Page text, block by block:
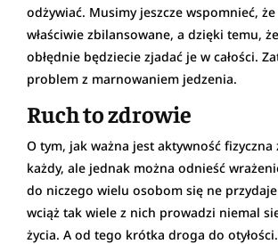
odżywiać. Musimy jeszcze wspomnieć,
właściwie zbilansowane, a dzięki temu,
obłędnie będziecie zjadać je w całości.
problem z marnowaniem jedzenia.
Ruch to zdrowie
O tym, jak ważna jest aktywność fizyczna
każdy, ale jednak można odnieść
do niczego wielu osobom się ne
wciąż tak wiele z nich prowadzi niemal
życia. A od tego krótka droga do